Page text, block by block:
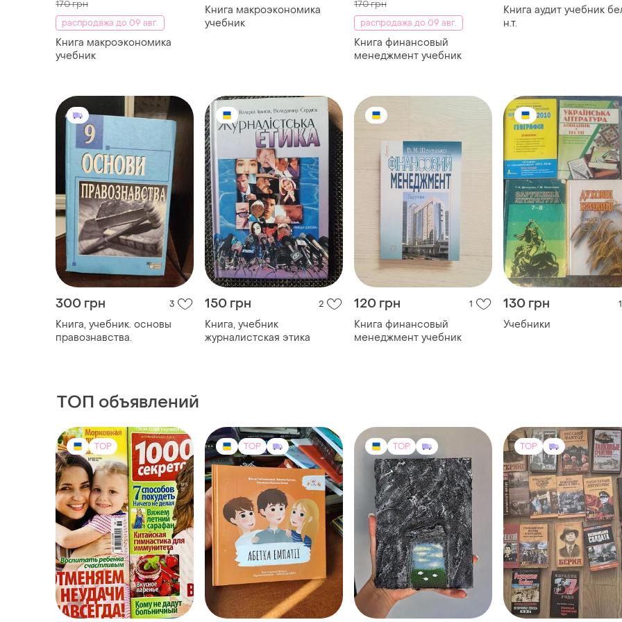
170 грн
распродажа до 09 авг.
Книга макроэкономика
учебник
Книга макроэкономика
учебник
170 грн
распродажа до 09 авг.
Книга финансовый
менеджмент учебник
Книга аудит учебник
н.т.
300 грн 3
Книга, учебник. основы
правознавства.
150 грн 2
Книга, учебник
журналистская этика
120 грн 1
Книга финансовый
менеджмент учебник
130 грн 1
Учебники
ТОП объявлений
TOP TOP TOP TOP